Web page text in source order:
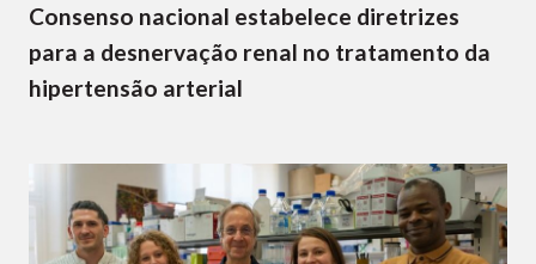
Consenso nacional estabelece diretrizes
para a desnervação renal no tratamento da
hipertensão arterial